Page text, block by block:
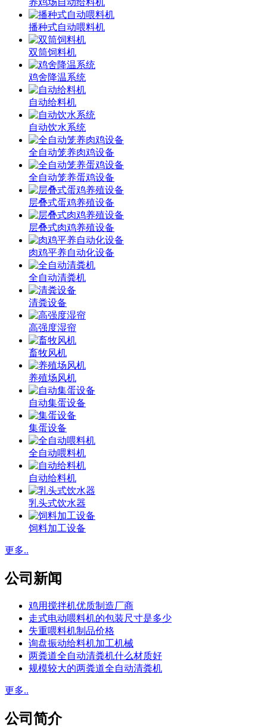
播种式自动喂料机
双筒饲料机
鸡舍降温系统
自动给料机
自动饮水系统
全自动笼养肉鸡设备
全自动笼养蛋鸡设备
层叠式蛋鸡养殖设备
层叠式肉鸡养殖设备
肉鸡平养自动化设备
全自动清粪机
清粪设备
高强度湿帘
畜牧风机
养殖场风机
自动集蛋设备
集蛋设备
全自动喂料机
自动给料机
乳头式饮水器
饲料加工设备
更多..
公司新闻
鸡用搅拌机优质制造厂商
走式电动喂料机的包装尺寸是多少
失重喂料机制品价格
询盘振动给料机加工机械
两粪道全自动清粪机什么材质好
规模较大的两粪道全自动清粪机
更多..
公司简介